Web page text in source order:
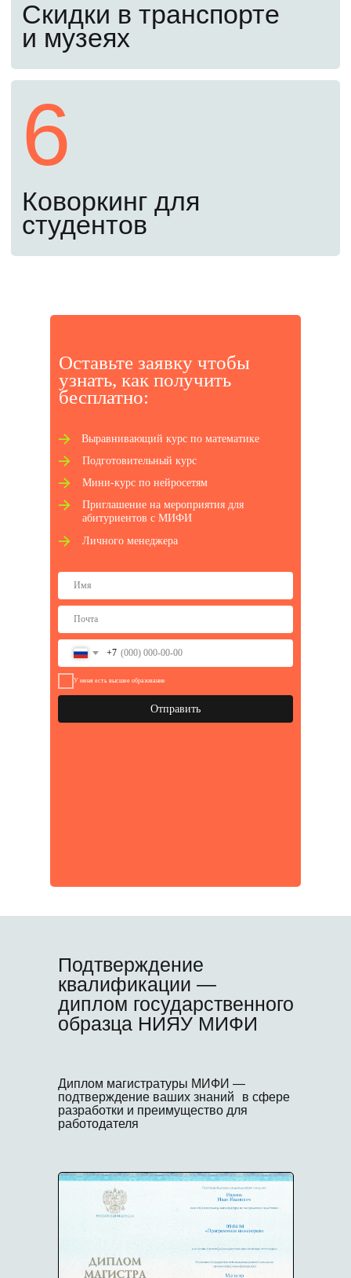
+7
У меня есть высшее образование
Отправить
Оставьте заявку чтобы
узнать, как получ ить
бесплатно:
Выравнивающий курс по математике
Мини-курс по нейросетям
Подготовительный курс
Личного менеджера
Приглашение на мероприятия для
абитуриентов с МИФИ
Подтверждение
квалификации —
диплом государственного
образца НИЯУ МИФИ
Диплом магистратуры МИФИ —
подтверждение ваших знаний в сфере
разработки и преимущество для
работодателя
о зачислении.
Пятый шаг
Поздравляем! Вы – студент
МИФИ
Вы справились! Приступайте к занятиям
1 сентября
Оставьте заявку, чтобы
поступить в 2026 году